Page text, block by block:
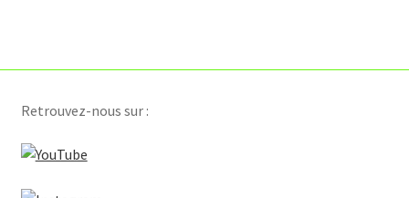
Retrouvez-nous sur :